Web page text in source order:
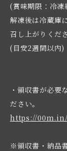
(賞味期限：冷凍
解凍後は冷蔵庫
召し上がりくだ
(目安2週間以内)
・領収書が必要
ださい。
https://00m.in/
※領収書・納品